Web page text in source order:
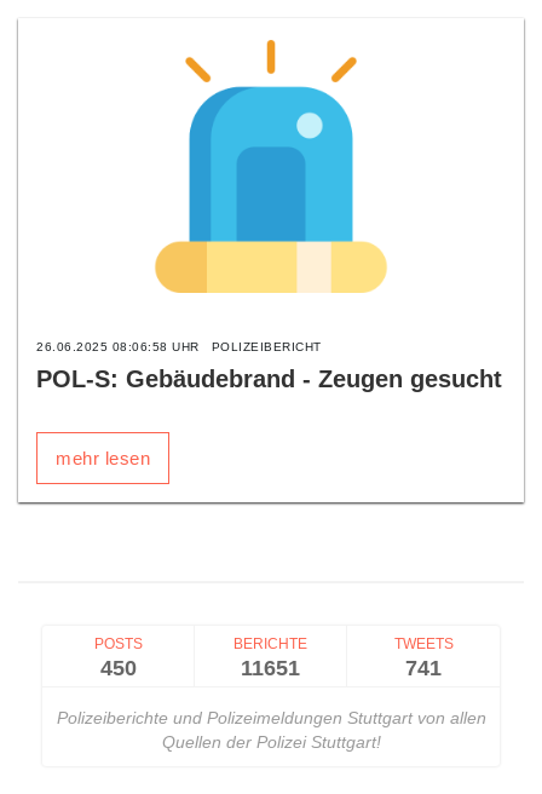
26.06.2025 08:06:58 UHR POLIZEIBERICHT
POL-S: Gebäudebrand - Zeugen gesucht
mehr lesen
POSTS
450
BERICHTE
11651
TWEETS
741
Polizeiberichte und Polizeimeldungen Stuttgart von allen
Quellen der Polizei Stuttgart!